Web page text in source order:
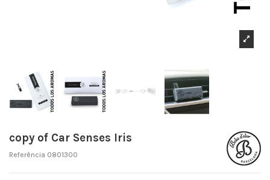
copy of Car Senses Iris
Referência 0801300